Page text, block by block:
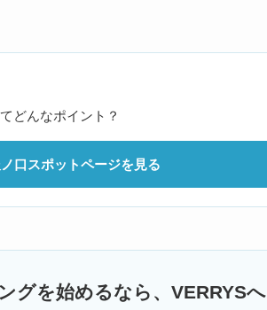
どんなポイント？
ノ口スポットページを見る
グを始めるなら、VERRYSへ